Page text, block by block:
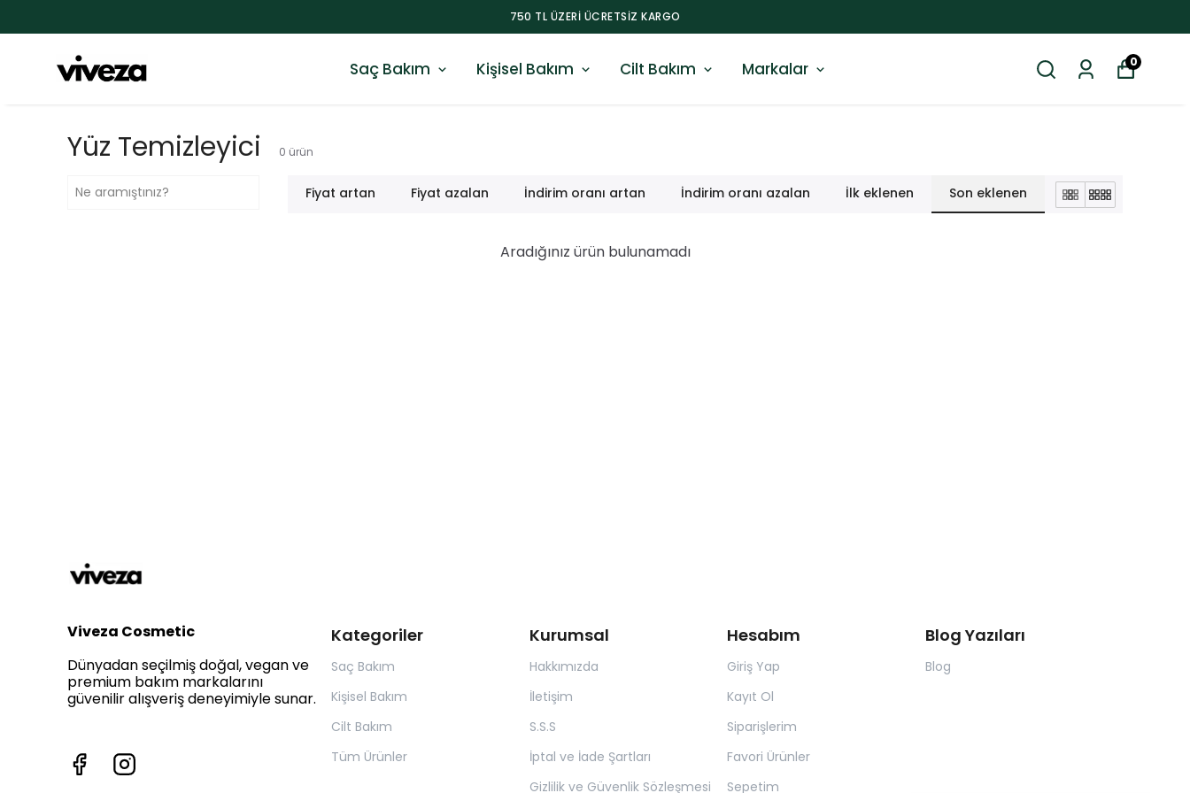
750 TL ÜZERI ÜCRETSIZ KARGO
Saç Bakım Kişisel Bakım Cilt Bakım Markalar 0
Yüz Temizleyici 0 ürün
Fiyat artan Fiyat azalan İndirim oranı artan İndirim oranı azalan İlk eklenen Son eklenen
Aradığınız ürün bulunamadı
Kategoriler
Saç Bakım
Kişisel Bakım
Cilt Bakım
Tüm Ürünler
Kurumsal
Hakkımızda
İletişim
S.S.S
İptal ve İade Şartları
Gizlilik ve Güvenlik Sözleşmesi
Hesabım
Giriş Yap
Kayıt Ol
Siparişlerim
Favori Ürünler
Sepetim
Blog Yazıları
Blog
Viveza Cosmetic
Dünyadan seçilmiş doğal, vegan ve
premium bakım markalarını
güvenilir alışveriş deneyimiyle sunar.